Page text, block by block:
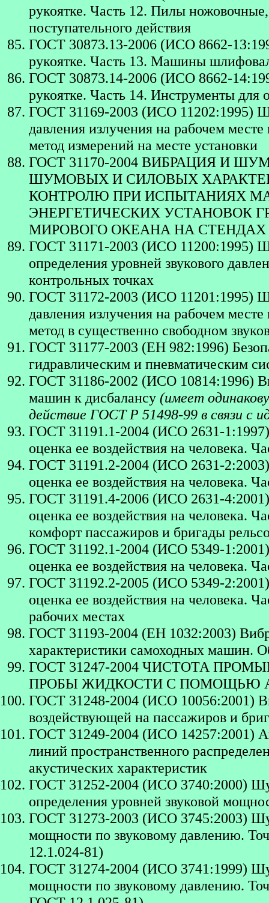
рукоятке. Часть 12. Пилы
поступательного действия
ГОСТ 30873.13-2006 (ИСО 8662-
рукоятке. Часть 13. Машины
ГОСТ 30873.14-2006 (ИСО 8662-
рукоятке. Часть 14. Инструменты для
ГОСТ 31169-2003 (ИСО 11202:1995)
давления излучения на рабочем
метод измерений на месте установки
ГОСТ 31170-2004 ВИБРАЦИЯ И
ШУМОВЫХ И СИЛОВЫХ
КОНТРОЛЮ ПРИ ИСПЫТАНИЯХ
ЭНЕРГЕТИЧЕСКИХ УСТАНОВОК
МИРОВОГО ОКЕАНА НА
ГОСТ 31171-2003 (ИСО 11200:1995)
определения уровней звукового
контрольных точках
ГОСТ 31172-2003 (ИСО 11201:1995)
давления излучения на рабочем
метод в существенно свободном
ГОСТ 31177-2003 (ЕН 982:1996)
гидравлическим и пневматическим
ГОСТ 31186-2002 (ИСО 10814:1996)
машин к дисбалансу (имеет
действие ГОСТ Р 51498-99 в связи с
ГОСТ 31191.1-2004 (ИСО 2631-
оценка ее воздействия на человека.
ГОСТ 31191.2-2004 (ИСО 2631-
оценка ее воздействия на человека.
ГОСТ 31191.4-2006 (ИСО 2631-
оценка ее воздействия на человека.
комфорт пассажиров и бригады
ГОСТ 31192.1-2004 (ИСО 5349-
оценка ее воздействия на человека.
ГОСТ 31192.2-2005 (ИСО 5349-
оценка ее воздействия на человека.
рабочих местах
ГОСТ 31193-2004 (ЕН 1032:2003)
характеристики самоходных машин.
ГОСТ 31247-2004 ЧИСТОТА
ПРОБЫ ЖИДКОСТИ С ПОМОЩЬЮ
ГОСТ 31248-2004 (ИСО 10056:2001)
воздействующей на пассажиров и
ГОСТ 31249-2004 (ИСО 14257:2001)
линий пространственного
акустических характеристик
ГОСТ 31252-2004 (ИСО 3740:2000)
определения уровней звуковой
ГОСТ 31273-2003 (ИСО 3745:2003)
мощности по звуковому давлению.
12.1.024-81)
ГОСТ 31274-2004 (ИСО 3741:1999)
мощности по звуковому давлению.